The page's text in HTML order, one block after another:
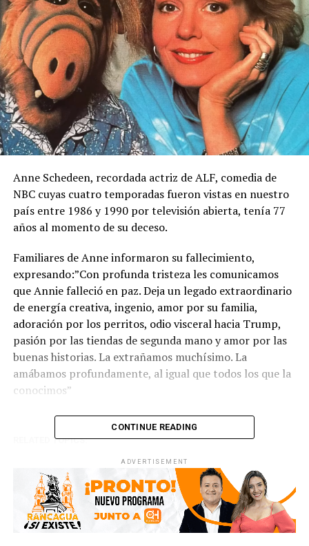
Anne Schedeen, recordada actriz de ALF, comedia de
NBC cuyas cuatro temporadas fueron vistas en nuestro
país entre 1986 y 1990 por televisión abierta, tenía 77
años al momento de su deceso.
Familiares de Anne informaron su fallecimiento,
expresando:”Con profunda tristeza les comunicamos
que Annie falleció en paz. Deja un legado extraordinario
de energía creativa, ingenio, amor por su familia,
adoración por los perritos, odio visceral hacia Trump,
pasión por las tiendas de segunda mano y amor por las
buenas historias. La extrañamos muchísimo. La
amábamos profundamente, al igual que todos los que la
conocimos”
RELATED TOPICS:
ACTRIZ QUE PROTAGONIZÓ LA PELICULA DE TERROR “EL
ARO” FALLECIÓ A LOS 35 AÑOS
DON'T MISS
CORTE INTERAMERICANA CONDENA A VENEZUELA Y
CONTINUE READING
ADVERTISEMENT